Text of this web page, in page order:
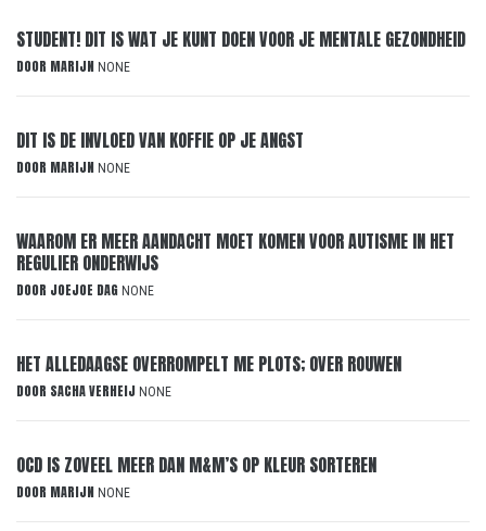
STUDENT! DIT IS WAT JE KUNT DOEN VOOR JE MENTALE GEZONDHEID
DOOR MARIJN NONE
DIT IS DE INVLOED VAN KOFFIE OP JE ANGST
DOOR MARIJN NONE
WAAROM ER MEER AANDACHT MOET KOMEN VOOR AUTISME IN HET
REGULIER ONDERWIJS
DOOR JOEJOE DAG NONE
HET ALLEDAAGSE OVERROMPELT ME PLOTS; OVER ROUWEN
DOOR SACHA VERHEIJ NONE
OCD IS ZOVEEL MEER DAN M&M’S OP KLEUR SORTEREN
DOOR MARIJN NONE